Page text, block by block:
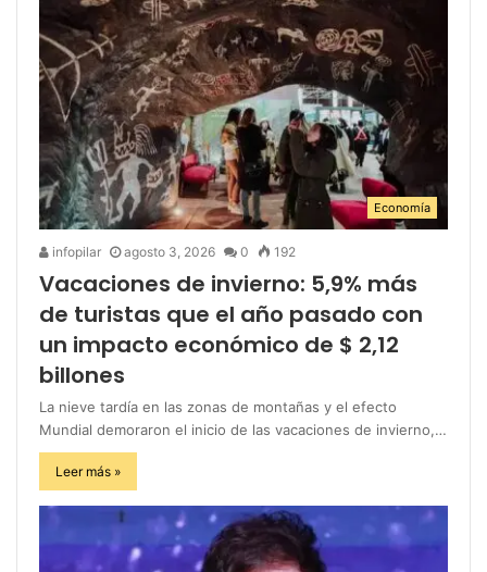
Economía
infopilar agosto 3, 2026 0 192
Vacaciones de invierno: 5,9% más
de turistas que el año pasado con
un impacto económico de $ 2,12
billones
La nieve tardía en las zonas de montañas y el efecto
Mundial demoraron el inicio de las vacaciones de invierno,…
Leer más »